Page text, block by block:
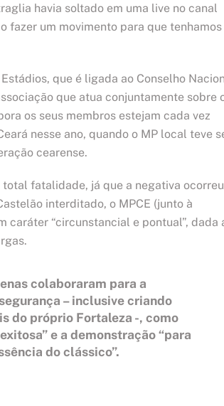
havia soltado em uma live no canal
fazer um movimento para que tenhamos
que é ligada ao Conselho
que atua conjuntamente sobre
os seus membros estejam cada vez
nesse ano, quando o MP local teve
cearense.
fatalidade, já que a negativa ocorreu
interditado, o MPCE (junto à
caráter “circunstancial e pontual”, dada
colaboraram para a
– inclusive criando
do próprio Fortaleza -, como
e a demonstração “para
do clássico”.